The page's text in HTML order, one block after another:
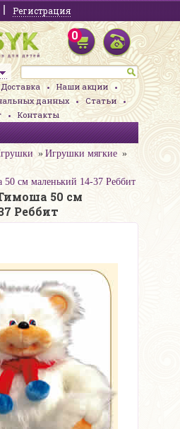
Регистрация
0
Доставка
Наши акции
данных
Статьи
Контакты
Игрушки мягкие
см маленький 14-37 Реббит
50 см
Реббит